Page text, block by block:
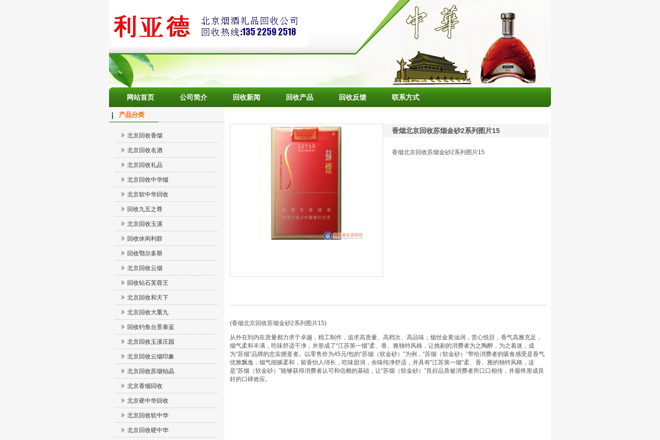
网站首页 公司简介 回收新闻 回收产品 回收反馈 联系方式
香烟北京回收苏烟金砂2系列图片15
香烟北京回收苏烟金砂2系列图片15
(香烟北京回收苏烟金砂2系列图片15)
从外在到内在质量都力求于卓越，精工制作，追求高质量、高档次、高品味；烟丝金黄油润，赏心悦目，香气高雅充足，
烟气柔和丰满，吃味舒适干净，并形成了“江苏第一烟”柔、香、雅独特风格，让挑剔的消费者为之陶醉，为之着迷，成
为“苏烟”品牌的忠实拥趸者。以零售价为45元/包的“苏烟（软金砂）”为例，“苏烟（软金砂）”带给消费者的吸食感受是香气
优雅飘逸，烟气细腻柔和，留香怡人绵长，吃味甜润，余味纯净舒适，并具有“江苏第一烟”柔、香、雅的独特风格，这
是“苏烟（软金砂）”能够获得消费者认可和信赖的基础，让“苏烟（软金砂）”良好品质被消费者所口口相传，并最终形成良
好的口碑效应。
产品分类
北京回收香烟
北京回收名酒
北京回收礼品
北京回收中华烟
北京软中华回收
回收九五之尊
北京回收玉溪
回收休闲利群
回收鄂尔多斯
北京回收云烟
回收钻石芙蓉王
北京回收和天下
北京回收大重九
回收钓鱼台景泰蓝
北京回收玉溪庄园
北京回收云烟印象
北京回收苏烟铂晶
北京香烟回收
北京硬中华回收
北京回收软中华
北京回收硬中华